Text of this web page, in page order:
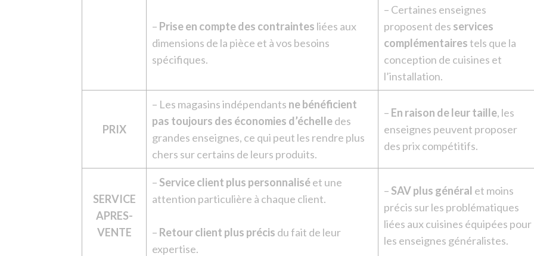
– Prise en compte des contraintes liées aux
dimensions de la pièce et à vos besoins
spécifiques.
– Certaines enseignes
proposent des services
complémentairestels que la
conception de cuisines et
l’installation.
PRIX
– Les magasins indépendants nebénéficient
pas toujours des économies d’échelledes
grandes enseignes, ce qui peut les rendre plus
chers sur certains de leurs produits.
– En raison de leur taille, les
enseignes peuvent proposer
des prix compétitifs.
SERVICE
APRES-
VENTE
– Service client plus personnaliséet une
attention particulière à chaque client.
– Retour client plus précis du fait de leur
expertise.
– SAV plus général et moins
précis sur les problématiques
liées aux cuisines équipées pour
les enseignes généralistes.